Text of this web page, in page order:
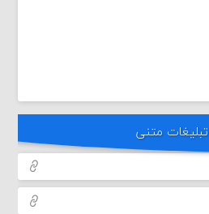
تبلیغات متنی